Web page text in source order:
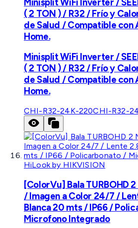
( 2 TON ) / R32 / Frío y
de Salud / Compatible con
Home.
Minisplit WiFi Inverter /
( 2 TON ) / R32 / Frío y
de Salud / Compatible con
Home.
CHI-R32-24K-220CHI-R32-
HiLook by HIKVISION
[ColorVu] Bala TURBOHD
/ Imagen a Color 24/7 /
Blanca 20 mts / IP66 /
Microfono Integrado